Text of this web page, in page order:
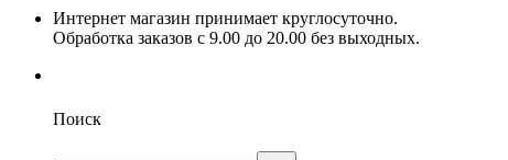
Интернет магазин принимает круглосуточно.
Обработка заказов с 9.00 до 20.00 без выходных.
Поиск